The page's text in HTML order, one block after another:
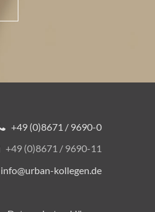
+49 (0)8671 / 9690-0
+49 (0)8671 / 9690-11
info@urban-kollegen.de